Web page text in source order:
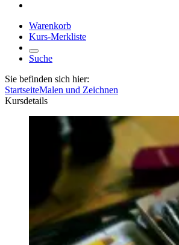
Warenkorb
Kurs-Merkliste
Suche
Sie befinden sich hier:
StartseiteMalen und Zeichnen
Kursdetails